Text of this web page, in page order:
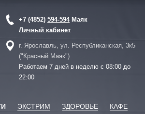
+7 (4852) 594-594Маяк
Личный кабинет
г. Ярославль, ул. Республиканская, 3к5
("Красный Маяк")
Работаем 7 дней в неделю с 08:00 до
22:00
ЭКСТРИМ ЗДОРОВЬЕ
КАФЕ